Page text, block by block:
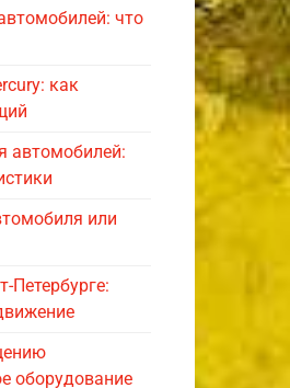
что
как
автомобилей:
или
Петербурге:
оборудование